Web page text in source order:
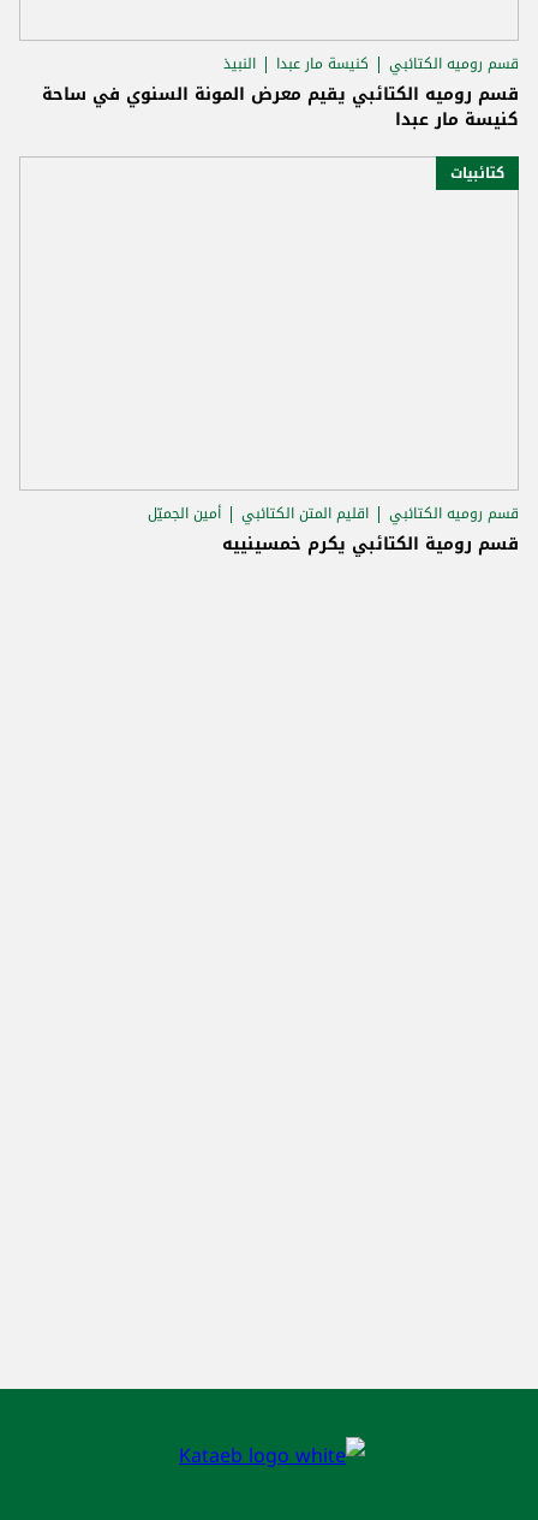
قسم روميه الكتائبي كنيسة مار عبدا النبيذ
قسم روميه الكتائبي يقيم معرض المونة السنوي في ساحة
كنيسة مار عبدا
كتائبيات
قسم روميه الكتائبي اقليم المتن الكتائبي أمين الجميّل
قسم رومية الكتائبي يكرم خمسينييه